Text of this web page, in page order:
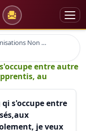
Organisations Non Gouvernementales
entre autre
au
s'occupe entre
je veux